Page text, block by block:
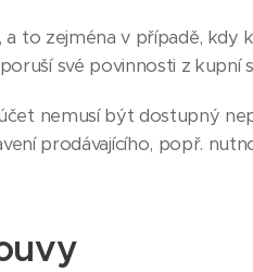
to zejména v případě, kdy
své povinnosti z
nemusí být dostupný
prodávajícího, popř.